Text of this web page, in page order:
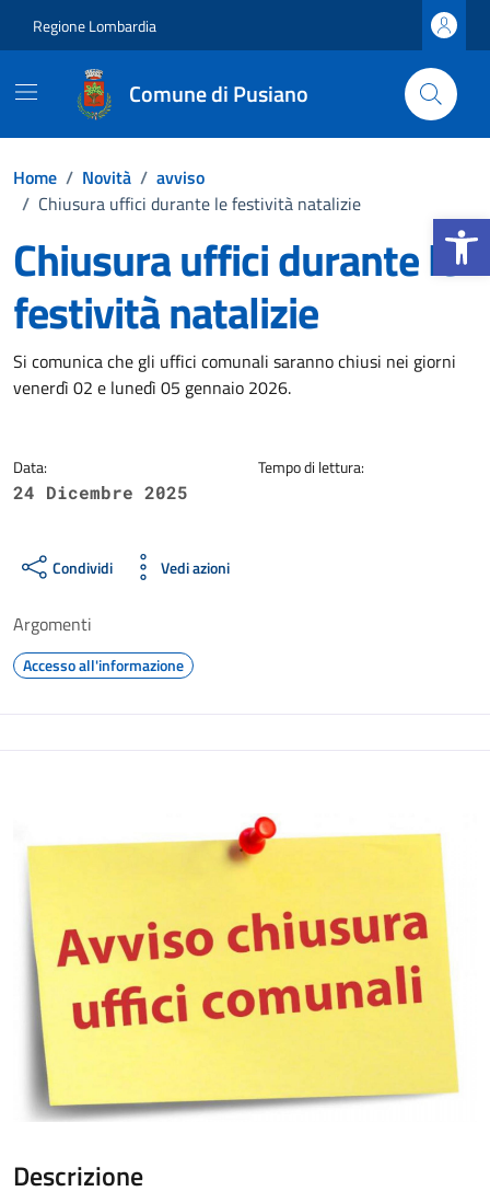
Regione Lombardia
Comune di Pusiano
Home / Novità / avviso
/ Chiusura uffici durante le festività natalizie
Chiusura uffici durante le
festività natalizie
Dettagli della notizia
Si comunica che gli uffici comunali saranno chiusi nei giorni
venerdì 02 e lunedì 05 gennaio 2026.
Data:
24 Dicembre 2025
Tempo di lettura:
Condividi Vedi azioni
Argomenti
Accesso all'informazione
Descrizione
Apri la